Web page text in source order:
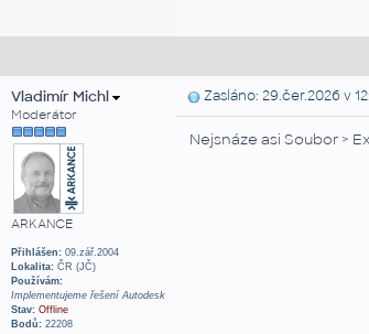
Vladimír Michl
Moderátor
ARKANCE
Přihlášen:09.zář.2004
Lokalita:ČR (JČ)
Používám:
Implementujeme řešení Autodesk
Stav: Offline
Bodů:22208
Zasláno: 29.čer.2026 v
Nejsnáze asi Soubor >